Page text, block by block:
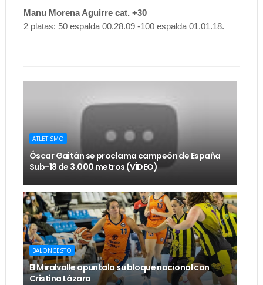
Manu Morena Aguirre cat. +30
2 platas: 50 espalda 00.28.09 -100 espalda 01.01.18.
ATLETISMO
Óscar Gaitán se proclama campeón de España
Sub-18 de 3.000 metros (VÍDEO)
BALONCESTO
El Miralvalle apuntala su bloque nacional con
Cristina Lázaro